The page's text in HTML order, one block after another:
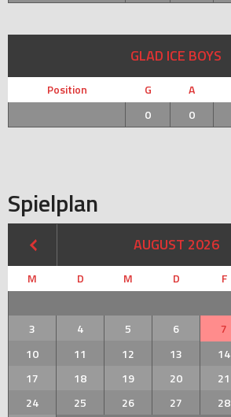
GLAD ICE BOYS
Position G A
0
0
Spielplan
AUGUST 2026
M D M D F
3
4 5 6 7
10
11 12 13 14
17
18 19 20 21
24
25 26 27 28